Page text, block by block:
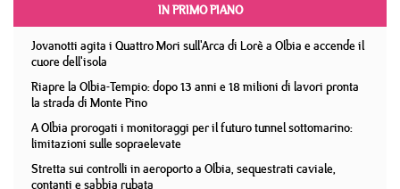
IN PRIMO PIANO
Jovanotti agita i Quattro Mori sull'Arca di Lorè a Olbia e accende il
cuore dell'isola
Riapre la Olbia-Tempio: dopo 13 anni e 18 milioni di lavori pronta
la strada di Monte Pino
A Olbia prorogati i monitoraggi per il futuro tunnel sottomarino:
limitazioni sulle sopraelevate
Stretta sui controlli in aeroporto a Olbia, sequestrati caviale,
contanti e sabbia rubata